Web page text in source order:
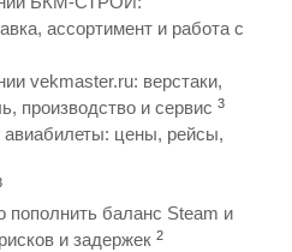
ассортимент и работа с
vekmaster.ru: верстаки,
производство и сервис 3
авиабилеты: цены, рейсы,
пополнить баланс Steam и
и задержек 2